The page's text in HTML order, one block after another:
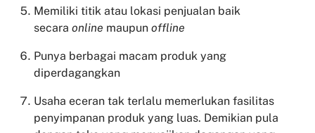
Memiliki titik atau lokasi penjualan baik
secara online maupun offline
Punya berbagai macam produk yang
diperdagangkan
Usaha eceran tak terlalu memerlukan fasilitas
penyimpanan produk yang luas. Demikian pula